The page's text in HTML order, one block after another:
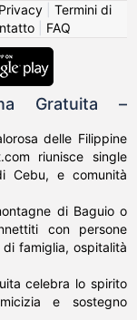
Privacy| Termini di
| FAQ
Gratuita –
delle Filippine
riunisce single
Cebu, e comunità
di Baguio o
con persone
famiglia, ospitalità
celebra lo spirito
e sostegno